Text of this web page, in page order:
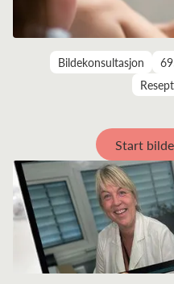
Bildekonsultasjon
Start